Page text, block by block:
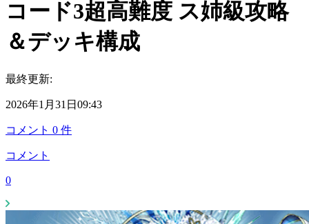
コード3超高難度 ス姉級攻略
＆デッキ構成
最終更新:
2026年1月31日09:43
コメント 0 件
コメント
0